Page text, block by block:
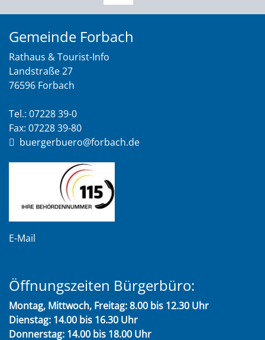
Gemeinde Forbach
Rathaus & Tourist-Info
Landstraße 27
76596 Forbach
Tel.: 07228 39-0
Fax: 07228 39-80
buergerbuero@forbach.de
E-Mail
Öffnungszeiten Bürgerbüro:
Montag, Mittwoch, Freitag: 8.00 bis 12.30 Uhr
Dienstag: 14.00 bis 16.30 Uhr
Donnerstag: 14.00 bis 18.00 Uhr